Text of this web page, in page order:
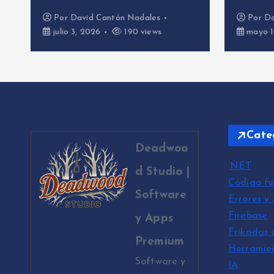
PorDavid Cantón Nadales
mayo 10, 2026
Deadwoo
d Studio |
Software
y Apps
Premium
Software y
.NET
Código
Errores y
Firebase
Frikadas
IA